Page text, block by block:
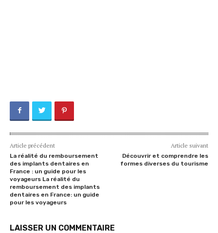
Article précédent
La réalité du remboursement
des implants dentaires en
France : un guide pour les
voyageurs La réalité du
remboursement des implants
dentaires en France: un guide
pour les voyageurs
Article suivant
Découvrir et comprendre les
formes diverses du tourisme
LAISSER UN COMMENTAIRE